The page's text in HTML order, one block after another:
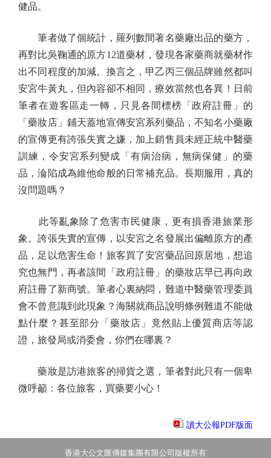
健品。
筆者做了個統計，羅列數間著名藥廠出品的藥方，
再對比吳鞠通的原方12道藥材，發現各家藥商就藥材作
出不同程度的加減。換言之，甲乙丙三個品牌雖然都叫
安宮牛黃丸，但內容卻不相同，療效當然也各異！日前
筆者在遊客區走一轉，只見各間標榜「政府註冊」的
「藥妝店」鋪天蓋地宣傳安宮系列藥品，不知名小藥廠
的宣傳更有誇張失實之嫌，加上銷售員未經正統中醫藥
訓練，令安宮系列變成「有病治病，無病保健」的藥
品，淪陷成為維他命般的日常補充品。長期服用，真的
沒問題嗎？
此等亂象除了危害市民健康，更有損香港旅業形
象。誇張失實的宣傳，以安宮之名發展出偏離原方的產
品，足以危害生命！旅客買了安宮藥品回原居地，想追
究也無門，再者該間「政府註冊」的藥妝店早已再向政
府註冊了新商號。筆者心裏納悶，難道中醫藥管理委員
會不曾意識到此現象？海關就商品說明條例難道不能做
點什麼？甚至部分「藥妝店」竟然貼上優質商店等認
證，旅發局或消委會，你們在哪裏？
藥妝是訪港旅客的掃貨之選，筆者對此只有一個卑
微呼籲：各位旅客，買藥要小心！
讀大公報PDF版面
香港大公文匯傳媒集團有限公司版權所有